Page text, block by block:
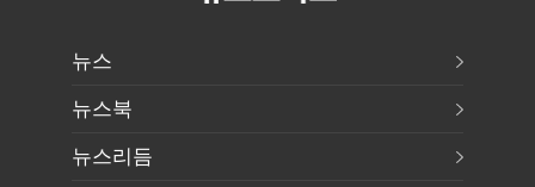
뉴스
뉴스북
뉴스리듬